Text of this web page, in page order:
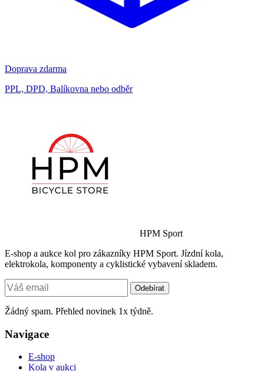
Doprava zdarma
PPL, DPD, Balíkovna nebo odběr
HPM Sport
E-shop a aukce kol pro zákazníky HPM Sport. Jízdní kola,
elektrokola, komponenty a cyklistické vybavení skladem.
Odebírat
Žádný spam. Přehled novinek 1x týdně.
Navigace
E-shop
Kola v aukci